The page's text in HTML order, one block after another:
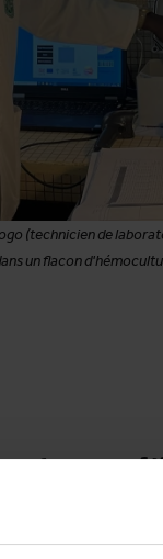
(technicien de
un flacon